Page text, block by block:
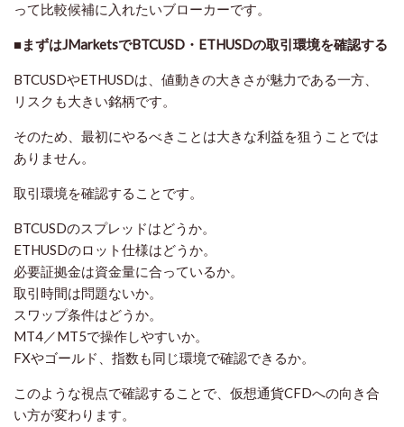
って比較候補に入れたいブローカーです。
■まずはJMarketsでBTCUSD・ETHUSDの取引環境を確認する
BTCUSDやETHUSDは、値動きの大きさが魅力である一方、
リスクも大きい銘柄です。
そのため、最初にやるべきことは大きな利益を狙うことでは
ありません。
取引環境を確認することです。
BTCUSDのスプレッドはどうか。
ETHUSDのロット仕様はどうか。
必要証拠金は資金量に合っているか。
取引時間は問題ないか。
スワップ条件はどうか。
MT4／MT5で操作しやすいか。
FXやゴールド、指数も同じ環境で確認できるか。
このような視点で確認することで、仮想通貨CFDへの向き合
い方が変わります。